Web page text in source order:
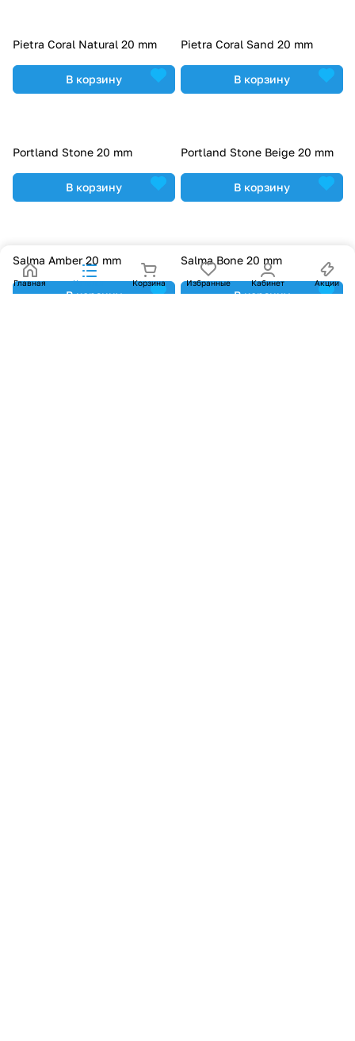
Pietra Coral Natural 20 mm
В корзину
Pietra Coral Sand 20 mm
В корзину
Portland Stone 20 mm
В корзину
Portland Stone Beige 20 mm
В корзину
Salma Amber 20 mm
В корзину
Salma Bone 20 mm
В корзину
Главная Каталог Корзина Избранные Кабинет Акции